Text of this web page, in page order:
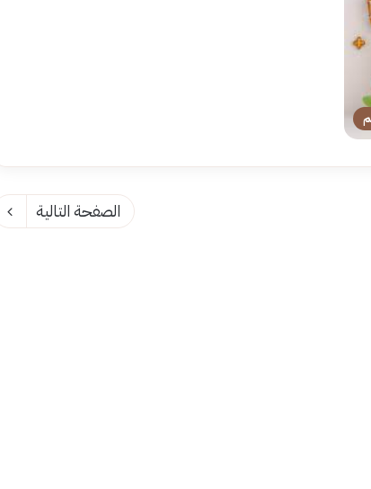
الصفحة التالية